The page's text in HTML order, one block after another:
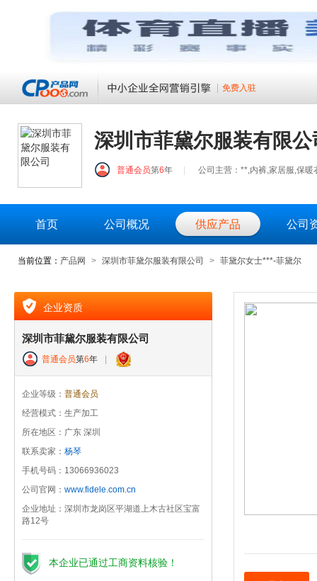
免费入驻
深圳市菲黛尔服装有限公
普通会员第6年 公司主营：**,内裤,家居服,保暖
首页 公司概况 供应产品 公司
当前位置： 产品网 > 深圳市菲黛尔服装有限公司 > 菲黛尔女士***-菲黛尔
企业资质
深圳市菲黛尔服装有限公司
普通会员第6年
企业等级： 普通会员
经营模式：生产加工
所在地区：广东 深圳
联系卖家： 杨琴
手机号码：13066936023
公司官网： www.fidele.com.cn
企业地址：深圳市龙岗区平湖道上木古社区宝富
路12号
本企业已通过工商资料核验！